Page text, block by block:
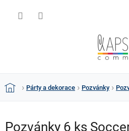
DomůPárty a dekorace Pozvánky
Pozvánky 6 ks